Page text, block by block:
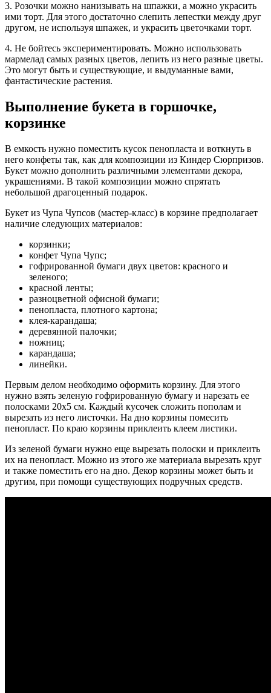
3. Розочки можно нанизывать на шпажки, а можно украсить
ими торт. Для этого достаточно слепить лепестки между друг
другом, не используя шпажек, и украсить цветочками торт.
4. Не бойтесь экспериментировать. Можно использовать
мармелад самых разных цветов, лепить из него разные цветы.
Это могут быть и существующие, и выдуманные вами,
фантастические растения.
Выполнение букета в горшочке,
корзинке
В емкость нужно поместить кусок пенопласта и воткнуть в
него конфеты так, как для композиции из Киндер Сюрпризов.
Букет можно дополнить различными элементами декора,
украшениями. В такой композиции можно спрятать
небольшой драгоценный подарок.
Букет из Чупа Чупсов (мастер-класс) в корзине предполагает
наличие следующих материалов:
корзинки;
конфет Чупа Чупс;
гофрированной бумаги двух цветов: красного и
зеленого;
красной ленты;
разноцветной офисной бумаги;
пенопласта, плотного картона;
клея-карандаша;
деревянной палочки;
ножниц;
карандаша;
линейки.
Первым делом необходимо оформить корзину. Для этого
нужно взять зеленую гофрированную бумагу и нарезать ее
полосками 20х5 см. Каждый кусочек сложить пополам и
вырезать из него листочки. На дно корзины помесить
пенопласт. По краю корзины приклеить клеем листики.
Из зеленой бумаги нужно еще вырезать полоски и приклеить
их на пенопласт. Можно из этого же материала вырезать круг
и также поместить его на дно. Декор корзины может быть и
другим, при помощи существующих подручных средств.